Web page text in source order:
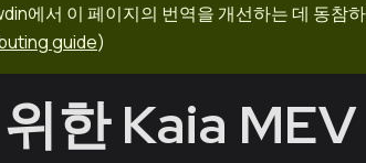
에서 이 페이지의 번역을 개선하는 데 동참
guide)
한 Kaia